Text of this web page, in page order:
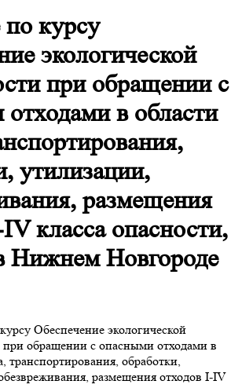
курсу
экологической
при обращении с
в области
утилизации,
размещения
класса опасности,
Нижнем Новгороде
Обеспечение экологической
при обращении с опасными отходами в
транспортирования, обработки,
размещения отходов I-IV